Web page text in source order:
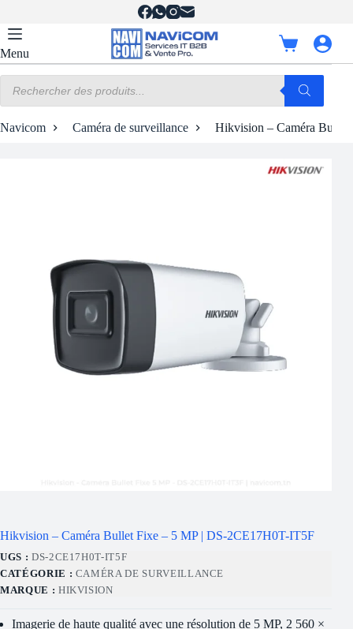
contenu
Menu
Panier
d’achat
produits
Navicom Caméra de surveillance Hikvision – Caméra
Hikvision – Caméra Bullet Fixe – 5 MP | DS-2CE17H0T-IT5F
UGS : DS-2CE17H0T-IT5F
CATÉGORIE : CAMÉRA DE SURVEILLANCE
MARQUE : HIKVISION
Imagerie de haute qualité avec une résolution de 5 MP, 2 560 ×